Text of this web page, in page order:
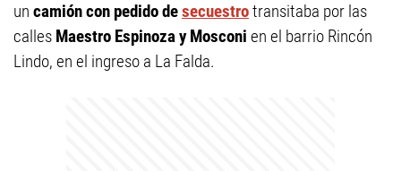
un camión con pedido desecuestrotransitaba por las
calles Maestro Espinoza y Mosconi en el barrio Rincón
Lindo, en el ingreso a La Falda.